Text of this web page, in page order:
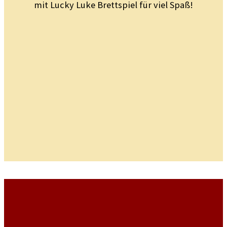
mit Lucky Luke Brettspiel für viel Spaß!